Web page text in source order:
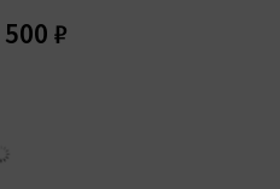
Первоначальная
500 ₽